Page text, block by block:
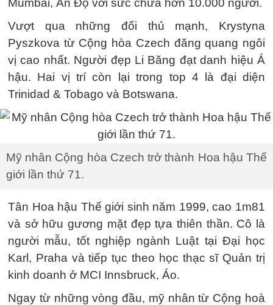
Mumbai, Ấn Độ với sức chứa hơn 10.000 người.
Vượt qua những đối thủ mạnh, Krystyna
Pyszkova từ Cộng hòa Czech đăng quang ngôi
vị cao nhất. Người đẹp Li Băng đạt danh hiệu Á
hậu. Hai vị trí còn lại trong top 4 là đại diện
Trinidad & Tobago và Botswana.
Mỹ nhân Cộng hòa Czech trở thành Hoa hậu Thế
giới lần thứ 71.
Tân Hoa hậu Thế giới sinh năm 1999, cao 1m81
và sở hữu gương mặt đẹp tựa thiên thần. Cô là
người mẫu, tốt nghiệp ngành Luật tại Đại học
Karl, Praha và tiếp tục theo học thạc sĩ Quản trị
kinh doanh ở MCI Innsbruck, Áo.
Ngay từ những vòng đầu, mỹ nhân từ Cộng hoà